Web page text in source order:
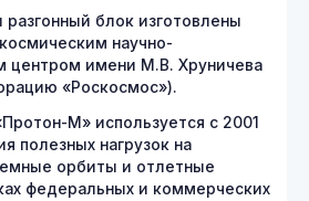
разгонный блок изготовлены
научно-
центром имени М.В. Хруничева
«Роскосмос»).
М» используется с 2001
полезных нагрузок на
орбиты и отлетные
федеральных и коммерческих